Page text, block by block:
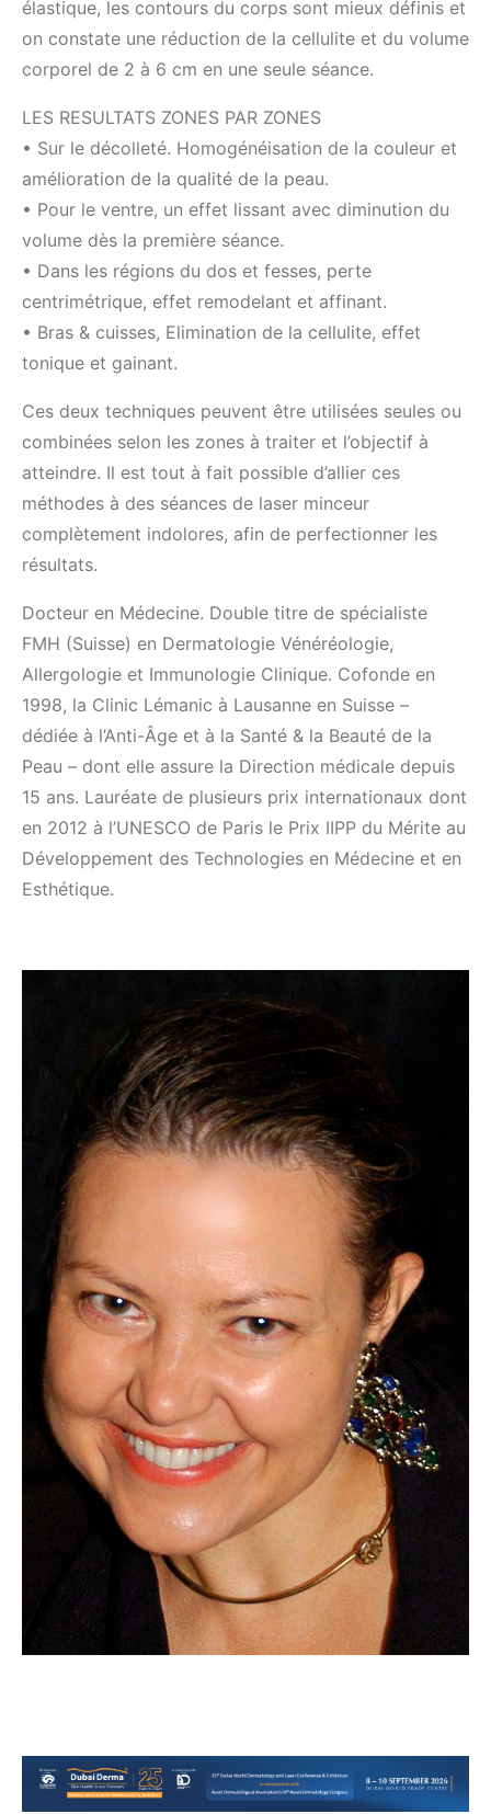
élastique, les contours du corps sont mieux définis et
on constate une réduction de la cellulite et du volume
corporel de 2 à 6 cm en une seule séance.
LES RESULTATS ZONES PAR ZONES
• Sur le décolleté. Homogénéisation de la couleur et
amélioration de la qualité de la peau.
• Pour le ventre, un effet lissant avec diminution du
volume dès la première séance.
• Dans les régions du dos et fesses, perte
centrimétrique, effet remodelant et affinant.
• Bras & cuisses, Elimination de la cellulite, effet
tonique et gainant.
Ces deux techniques peuvent être utilisées seules ou
combinées selon les zones à traiter et l’objectif à
atteindre. Il est tout à fait possible d’allier ces
méthodes à des séances de laser minceur
complètement indolores, afin de perfectionner les
résultats.
Docteur en Médecine. Double titre de spécialiste
FMH (Suisse) en Dermatologie Vénéréologie,
Allergologie et Immunologie Clinique. Cofonde en
1998, la Clinic Lémanic à Lausanne en Suisse –
dédiée à l’Anti-Âge et à la Santé & la Beauté de la
Peau – dont elle assure la Direction médicale depuis
15 ans. Lauréate de plusieurs prix internationaux dont
en 2012 à l’UNESCO de Paris le Prix IIPP du Mérite au
Développement des Technologies en Médecine et en
Esthétique.